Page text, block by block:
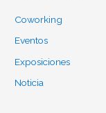
Coworking
Eventos
Exposiciones
Noticia